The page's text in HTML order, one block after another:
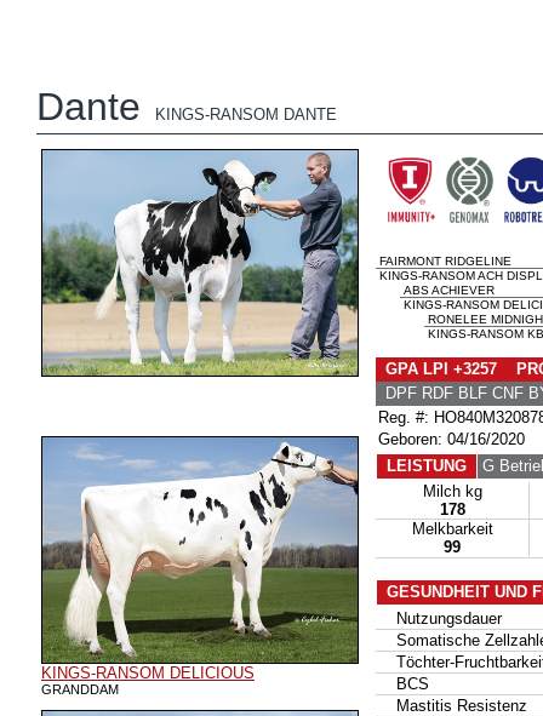
Dante KINGS-RANSOM DANTE
KINGS-RANSOM DELICIOUS
GRANDDAM
FAIRMONT RIDGELINE
KINGS-RANSOM ACH
ABS ACHIEVER
KINGS-RANSOM
RONELEE
KINGS-RANSOM
GPA LPI +3257
DPF RDF BLF CNF
Reg. #:
Geboren: 04/16/2020
LEISTUNG
G
Milch kg
178
Melkbarkeit
99
GESUNDHEIT UND
Nutzungsdauer
Somatische
Töchter-
BCS
Mastitis Resistenz